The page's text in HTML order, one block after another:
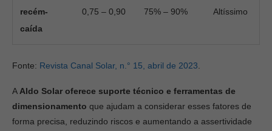
recém-
caída
0,75 – 0,90 75% – 90% Altíssimo
Fonte: Revista Canal Solar, n.° 15, abril de 2023
A Aldo Solar oferece suporte técnico e ferramentas de
dimensionamento que ajudam a considerar esses fatores de
forma precisa, reduzindo riscos e aumentando a assertividade